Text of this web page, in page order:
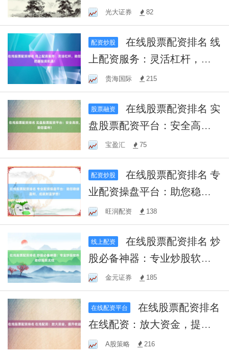
之选光大证券 82
配资炒股
在线股票配资排名 线
上配资服务：灵活杠杆，助
您把握投资机遇！
贵海国际 215
股票融资
在线股票配资排名 实
盘股票配资平台：安全高
效，助您盈利！
宝盈汇 75
配资炒股
在线股票配资排名 专
业配资操盘平台：助您稳健
盈利，成就财富梦想！
旺润配资 138
线上配资
在线股票配资排名 炒
股必备神器：专业炒股软件
助你投资无忧
金元证券 185
在线配资平台
在线股票配资排名
在线配资：放大资金，提升
收益A股策略 216